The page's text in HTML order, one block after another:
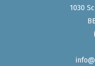
1030